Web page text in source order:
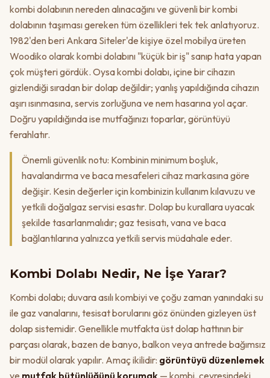
kombi dolabının nereden alınacağını ve güvenli bir kombi
dolabının taşıması gereken tüm özellikleri tek tek anlatıyoruz.
1982'den beri Ankara Siteler'de kişiye özel mobilya üreten
Woodiko olarak kombi dolabını "küçük bir iş" sanıp hata yapan
çok müşteri gördük. Oysa kombi dolabı, içine bir cihazın
gizlendiği sıradan bir dolap değildir; yanlış yapıldığında cihazın
aşırı ısınmasına, servis zorluğuna ve nem hasarına yol açar.
Doğru yapıldığında ise mutfağınızı toparlar, görüntüyü
ferahlatır.
Önemli güvenlik notu: Kombinin minimum boşluk,
havalandırma ve baca mesafeleri cihaz markasına göre
değişir. Kesin değerler için kombinizin kullanım kılavuzu ve
yetkili doğalgaz servisi esastır. Dolap bu kurallara uyacak
şekilde tasarlanmalıdır; gaz tesisatı, vana ve baca
bağlantılarına yalnızca yetkili servis müdahale eder.
Kombi Dolabı Nedir, Ne İşe Yarar?
Kombi dolabı; duvara asılı kombiyi ve çoğu zaman yanındaki su
ile gaz vanalarını, tesisat borularını göz önünden gizleyen üst
dolap sistemidir. Genellikle mutfakta üst dolap hattının bir
parçası olarak, bazen de banyo, balkon veya antrede bağımsız
bir modül olarak yapılır. Amaç ikilidir: görüntüyü düzenlemek
ve mutfak bütünlüğünü korumak — kombi, çevresindeki